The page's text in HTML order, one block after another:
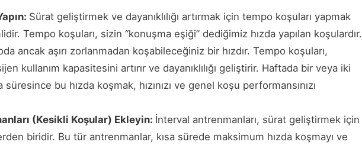
Sürat geliştirmek ve dayanıklılığı artırmak için tempo koşuları yapmak
Tempo koşuları, sizin “konuşma eşiği” dediğimiz hızda yapılan koşulardır.
ancak aşırı zorlanmadan koşabileceğiniz bir hızdır. Tempo koşuları,
kullanım kapasitesini artırır ve dayanıklılığı geliştirir. Haftada bir veya iki
bu hızda koşmak, hızınızı ve genel koşu performansınızı
(Kesikli Koşular) Ekleyin: İnterval antrenmanları, sürat geliştirmek için
biridir. Bu tür antrenmanlar, kısa sürede maksimum hızda koşmayı ve